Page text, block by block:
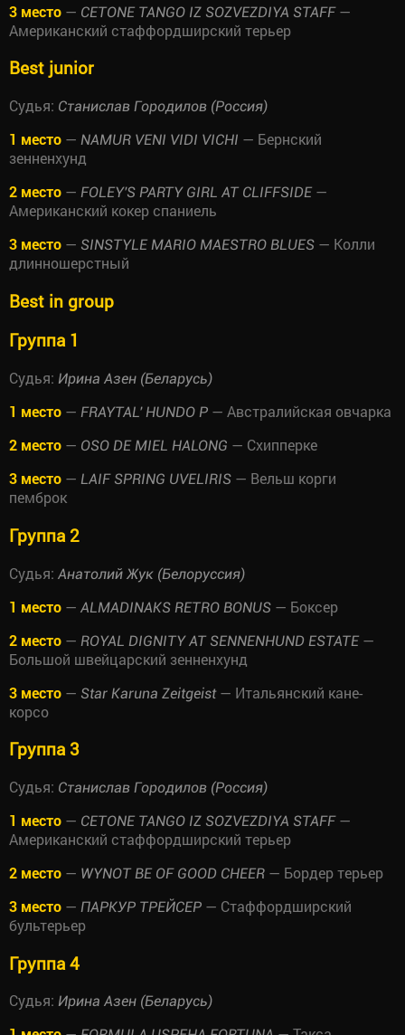
3 место — CETONE TANGO IZ SOZVEZDIYA STAFF —
Американский стаффордширский терьер
Best junior
Судья: Станислав Городилов (Россия)
1 место — NAMUR VENI VIDI VICHI — Бернский
зенненхунд
2 место — FOLEY'S PARTY GIRL AT CLIFFSIDE —
Американский кокер спаниель
3 место — SINSTYLE MARIO MAESTRO BLUES — Колли
длинношерстный
Best in group
Группа 1
Судья: Ирина Азен (Беларусь)
1 место — FRAYTAL' HUNDO P — Австралийская овчарка
2 место — OSO DE MIEL HALONG — Схипперке
3 место — LAIF SPRING UVELIRIS — Вельш корги
пемброк
Группа 2
Судья: Анатолий Жук (Белоруссия)
1 место — ALMADINAKS RETRO BONUS — Боксер
2 место — ROYAL DIGNITY AT SENNENHUND ESTATE —
Большой швейцарский зенненхунд
3 место — Star Karuna Zeitgeist— Итальянский кане-
корсо
Группа 3
Судья: Станислав Городилов (Россия)
1 место — CETONE TANGO IZ SOZVEZDIYA STAFF —
Американский стаффордширский терьер
2 место — WYNOT BE OF GOOD CHEER — Бордер терьер
3 место — ПАРКУР ТРЕЙСЕР — Стаффордширский
бультерьер
Группа 4
Судья: Ирина Азен (Беларусь)